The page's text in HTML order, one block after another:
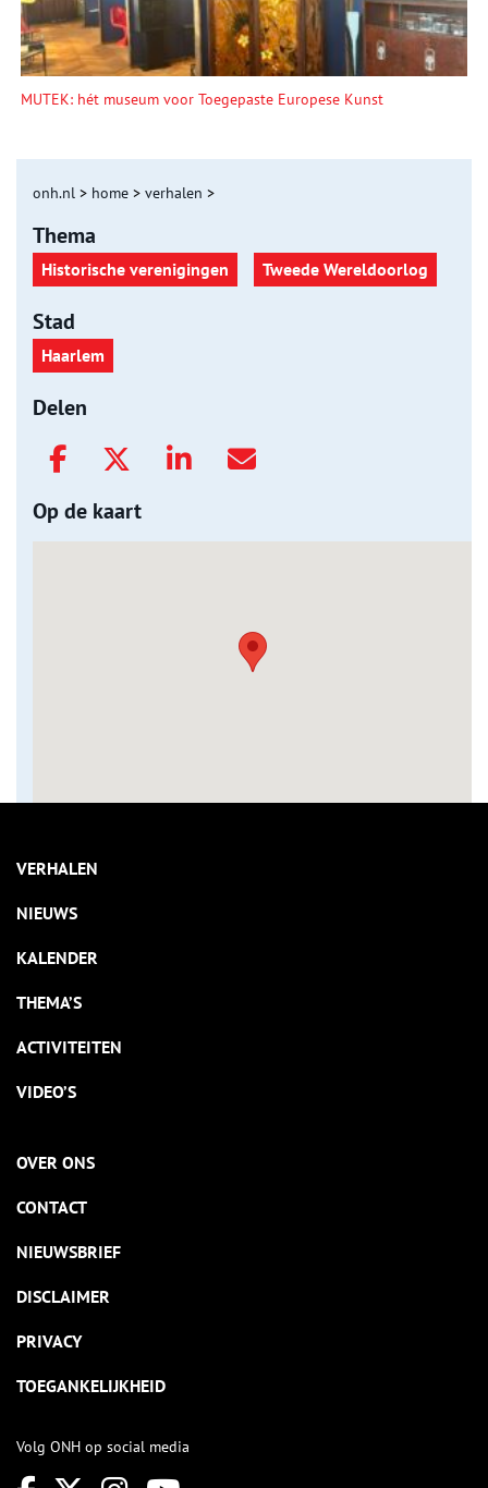
MUTEK: hét museum voor Toegepaste Europese Kunst
onh.nl > home > verhalen >
Thema
Historische verenigingen Tweede Wereldoorlog
Stad
Haarlem
Delen
Op de kaart
VERHALEN
NIEUWS
KALENDER
THEMA’S
ACTIVITEITEN
VIDEO’S
OVER ONS
CONTACT
NIEUWSBRIEF
DISCLAIMER
PRIVACY
TOEGANKELIJKHEID
Volg ONH op social media